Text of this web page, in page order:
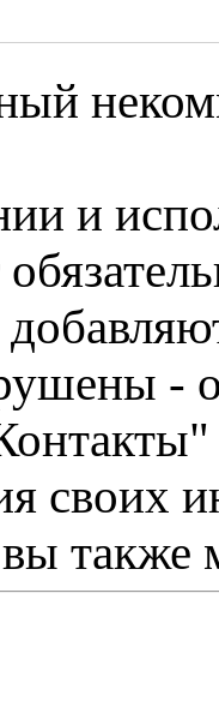
и
-
своих
также